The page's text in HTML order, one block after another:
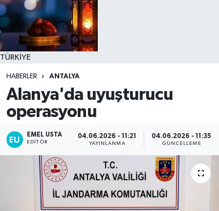
TÜRKİYE
HABERLER ANTALYA
Alanya'da uyuşturucu
operasyonu
EMEL USTA
EDITÖR
04.06.2026 - 11:21
YAYINLANMA
04.06.2026 - 11:35
GÜNCELLEME